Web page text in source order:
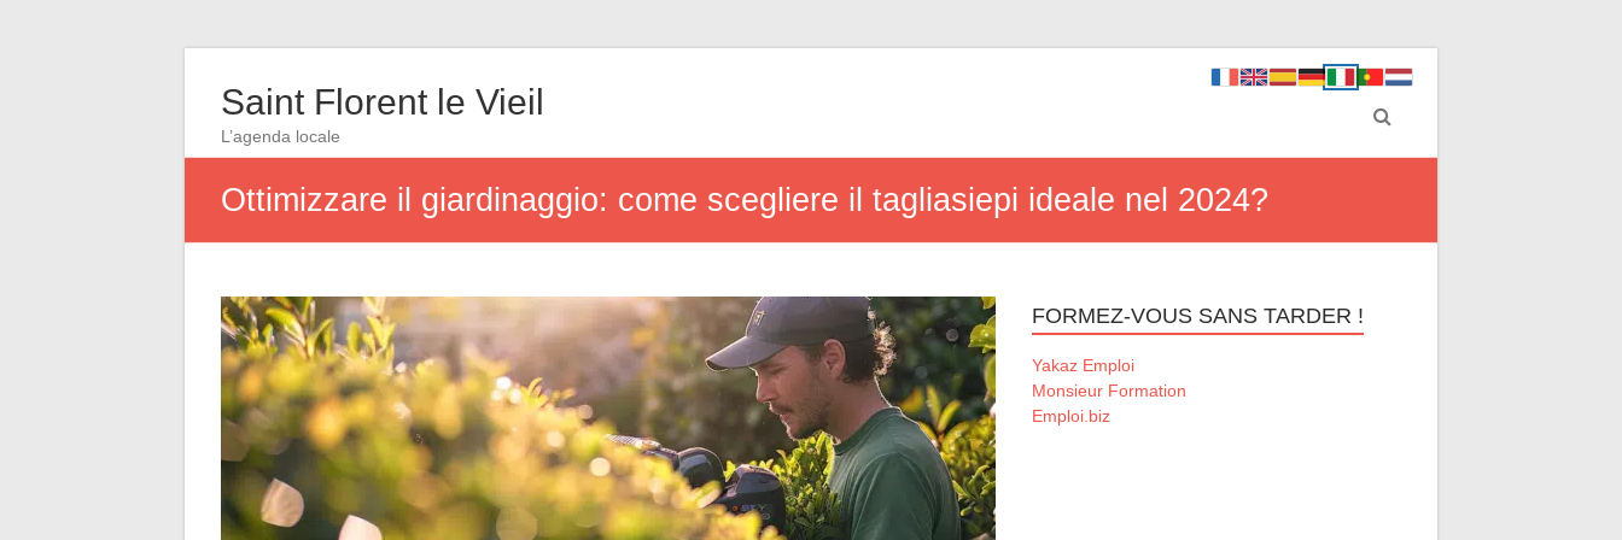
Saint Florent le Vieil
L’agenda locale
Ottimizzare il giardinaggio: come scegliere il tagliasiepi ideale nel 2024?
FORMEZ-VOUS SANS TARDER !
Yakaz Emploi
Monsieur Formation
Emploi.biz